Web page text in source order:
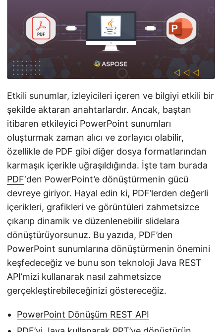
Etkili sunumlar, izleyicileri içeren ve bilgiyi etkili bir
şekilde aktaran anahtarlardır. Ancak, baştan
itibaren etkileyici PowerPoint sunumları
oluşturmak zaman alıcı ve zorlayıcı olabilir,
özellikle de PDF gibi diğer dosya formatlarından
karmaşık içerikle uğraşıldığında. İşte tam burada
PDF‘den PowerPoint’e dönüştürmenin gücü
devreye giriyor. Hayal edin ki, PDF’lerden değerli
içerikleri, grafikleri ve görüntüleri zahmetsizce
çıkarıp dinamik ve düzenlenebilir slidelara
dönüştürüyorsunuz. Bu yazıda, PDF’den
PowerPoint sunumlarına dönüştürmenin önemini
keşfedeceğiz ve bunu son teknoloji Java REST
API’mizi kullanarak nasıl zahmetsizce
gerçekleştirebileceğinizi göstereceğiz.
PowerPoint Dönüşüm REST API